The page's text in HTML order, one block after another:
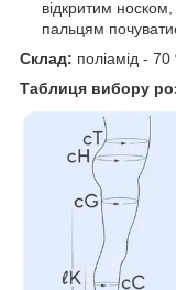
відкритим
пальцям
Склад: поліамід -
Таблиця вибору